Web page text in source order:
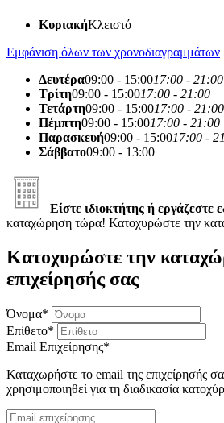
ΚυριακήΚλειστό
Εμφάνιση όλων των χρονοδιαγραμμάτων
Δευτέρα09:00 - 15:0017:00 - 21:00
Τρίτη09:00 - 15:0017:00 - 21:00
Τετάρτη09:00 - 15:0017:00 - 21:00
Πέμπτη09:00 - 15:0017:00 - 21:00
Παρασκευή09:00 - 15:0017:00 -
Σάββατο09:00 - 13:00
Είστε ιδιοκτήτης ή εργάζεστε
καταχώρηση τώρα! Κατοχυρώστε την
Κατοχυρώστε την
επιχείρησής σας
Όνομα*
Επίθετο*
Email Επιχείρησης*
Καταχωρήστε το email της επιχείρησής
χρησιμοποιηθεί για τη διαδικασία